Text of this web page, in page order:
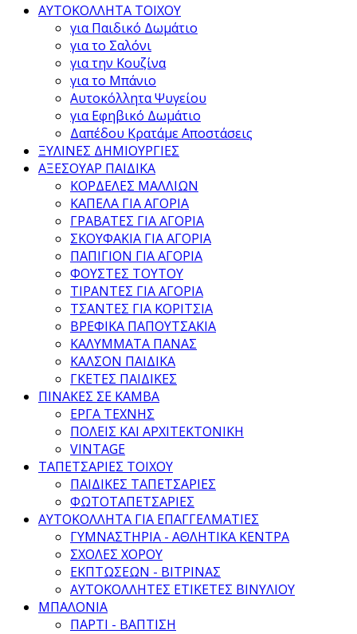
ΑΥΤΟΚΟΛΛΗΤΑ ΤΟΙΧΟΥ
για Παιδικό Δωμάτιο
για το Σαλόνι
για την Κουζίνα
για το Μπάνιο
Αυτοκόλλητα Ψυγείου
για Εφηβικό Δωμάτιο
Δαπέδου Κρατάμε Αποστάσεις
ΞΥΛΙΝΕΣ ΔΗΜΙΟΥΡΓΙΕΣ
ΑΞΕΣΟΥΑΡ ΠΑΙΔΙΚΑ
ΚΟΡΔΕΛΕΣ ΜΑΛΛΙΩΝ
ΚΑΠΕΛΑ ΓΙΑ ΑΓΟΡΙΑ
ΓΡΑΒΑΤΕΣ ΓΙΑ ΑΓΟΡΙΑ
ΣΚΟΥΦΑΚΙΑ ΓΙΑ ΑΓΟΡΙΑ
ΠΑΠΙΓΙΟΝ ΓΙΑ ΑΓΟΡΙΑ
ΦΟΥΣΤΕΣ ΤΟΥΤΟΥ
ΤΙΡΑΝΤΕΣ ΓΙΑ ΑΓΟΡΙΑ
ΤΣΑΝΤΕΣ ΓΙΑ ΚΟΡΙΤΣΙΑ
ΒΡΕΦΙΚΑ ΠΑΠΟΥΤΣΑΚΙΑ
ΚΑΛΥΜΜΑΤΑ ΠΑΝΑΣ
ΚΑΛΣΟΝ ΠΑΙΔΙΚΑ
ΓΚΕΤΕΣ ΠΑΙΔΙΚΕΣ
ΠΙΝΑΚΕΣ ΣΕ ΚΑΜΒΑ
ΕΡΓΑ ΤΕΧΝΗΣ
ΠΟΛΕΙΣ ΚΑΙ ΑΡΧΙΤΕΚΤΟΝΙΚΗ
VINTAGE
ΤΑΠΕΤΣΑΡΙΕΣ ΤΟΙΧΟΥ
ΠΑΙΔΙΚΕΣ ΤΑΠΕΤΣΑΡΙΕΣ
ΦΩΤΟΤΑΠΕΤΣΑΡΙΕΣ
ΑΥΤΟΚΟΛΛΗΤΑ ΓΙΑ ΕΠΑΓΓΕΛΜΑΤΙΕΣ
ΓΥΜΝΑΣΤΗΡΙΑ - ΑΘΛΗΤΙΚΑ ΚΕΝΤΡΑ
ΣΧΟΛΕΣ ΧΟΡΟΥ
ΕΚΠΤΩΣΕΩΝ - ΒΙΤΡΙΝΑΣ
ΑΥΤΟΚΟΛΛΗΤΕΣ ΕΤΙΚΕΤΕΣ ΒΙΝΥΛΙΟΥ
ΜΠΑΛΟΝΙΑ
ΠΑΡΤΙ - ΒΑΠΤΙΣΗ